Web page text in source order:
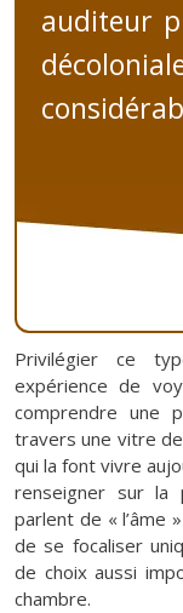
auditeur
Privilégier ce
expérience de
comprendre une
travers une vitre
qui la font vivre
renseigner sur la
parlent de « l’âme
de se focaliser
de choix aussi
chambre.